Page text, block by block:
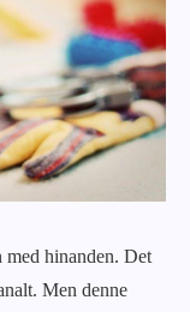
med hinanden. Det
Men denne